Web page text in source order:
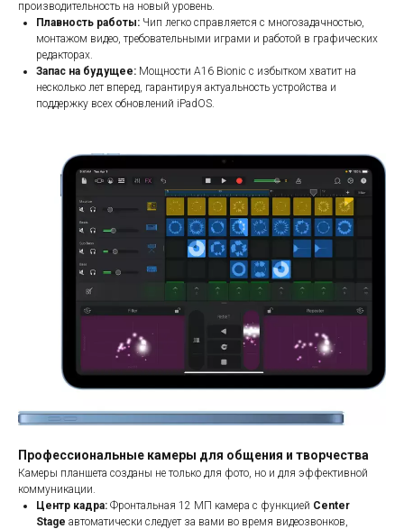
производительность на новый уровень.
Плавность работы: Чип легко справляется с многозадачностью,
монтажом видео, требовательными играми и работой в графических
редакторах.
Запас на будущее: Мощности A16 Bionic с избытком хватит на
несколько лет вперед, гарантируя актуальность устройства и
поддержку всех обновлений iPadOS.
Профессиональные камеры для общения и творчества
Камеры планшета созданы не только для фото, но и для эффективной
коммуникации.
Центр кадра: Фронтальная 12 МП камера с функцией Center
Stage автоматически следует за вами во время видеозвонков,